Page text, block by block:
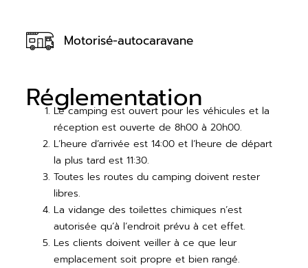
Motorisé-autocaravane
Réglementation
Le camping est ouvert pour les véhicules et la
réception est ouverte de 8h00 à 20h00.
L’heure d’arrivée est 14:00 et l’heure de départ
la plus tard est 11:30.
Toutes les routes du camping doivent rester
libres.
La vidange des toilettes chimiques n’est
autorisée qu’à l’endroit prévu à cet effet.
Les clients doivent veiller à ce que leur
emplacement soit propre et bien rangé.